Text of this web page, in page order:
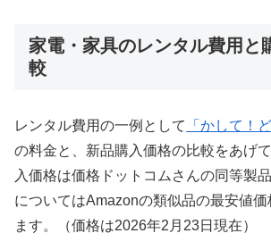
家電・家具のレンタル費用と
較
レンタル費用の一例として 「かして！
の料金と、新品購入価格の比較をあげ
入価格は価格ドットコムさんの同等製
についてはAmazonの類似品の最安値
ます。（価格は2026年2月23日現在）